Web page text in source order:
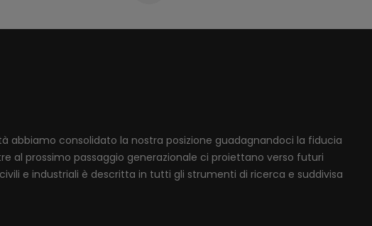
abbiamo consolidato la nostra posizione guadagnandoci la fiducia
al prossimo passaggio generazionale ci proiettano verso futuri
e industriali è descritta in tutti gli strumenti di ricerca e suddivisa